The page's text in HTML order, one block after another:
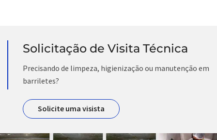
Solicitação de Visita Técnica
Precisando de limpeza, higienização ou manutenção em
barriletes?
Solicite uma visista